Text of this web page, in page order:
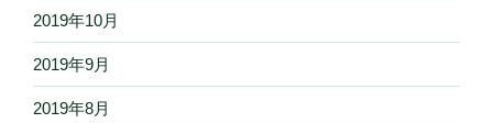
2019年10月
2019年9月
2019年8月